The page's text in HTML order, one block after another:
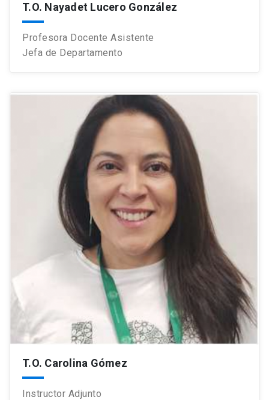
T.O. Nayadet Lucero González
Profesora Docente Asistente
Jefa de Departamento
T.O. Carolina Gómez
Instructor Adjunto